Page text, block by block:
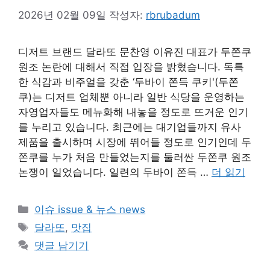
2026년 02월 09일 작성자: rbrubadum
디저트 브랜드 달라또 문찬영 이유진 대표가 두쫀쿠
원조 논란에 대해서 직접 입장을 밝혔습니다. 독특
한 식감과 비주얼을 갖춘 ‘두바이 쫀득 쿠키'(두쫀
쿠)는 디저트 업체뿐 아니라 일반 식당을 운영하는
자영업자들도 메뉴화해 내놓을 정도로 뜨거운 인기
를 누리고 있습니다. 최근에는 대기업들까지 유사
제품을 출시하며 시장에 뛰어들 정도로 인기인데 두
쫀쿠를 누가 처음 만들었는지를 둘러싼 두쫀쿠 원조
논쟁이 일었습니다. 일련의 두바이 쫀득 … 더 읽기
카
테
리
이슈 issue & 뉴스 news
태
그
달라또, 맛집
댓글 남기기